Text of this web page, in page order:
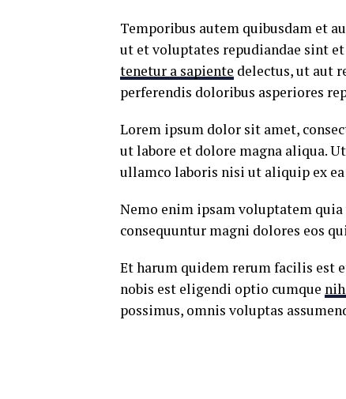
Temporibus autem quibusdam et
ut et voluptates repudiandae sint
tenetur a sapiente delectus, ut aut
perferendis doloribus asperiores
Lorem ipsum dolor sit amet,
ut labore et dolore magna aliqua.
ullamco laboris nisi ut aliquip ex
Nemo enim ipsam voluptatem
consequuntur magni dolores eos
Et harum quidem rerum facilis est
nobis est eligendi optio cumque
possimus, omnis voluptas